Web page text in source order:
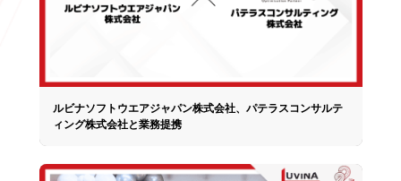
ルビナソフトウエアジャパン株式会社、パテラスコンサルテ
ィング株式会社と業務提携